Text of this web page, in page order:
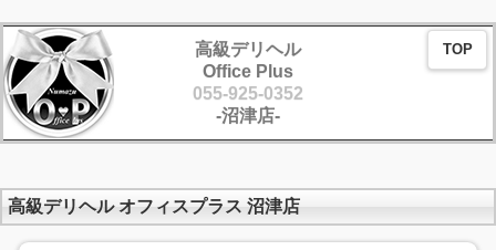
高級デリヘル
Office Plus
055-925-0352
-沼津店-
TOP
高級デリヘル オフィスプラス 沼津店